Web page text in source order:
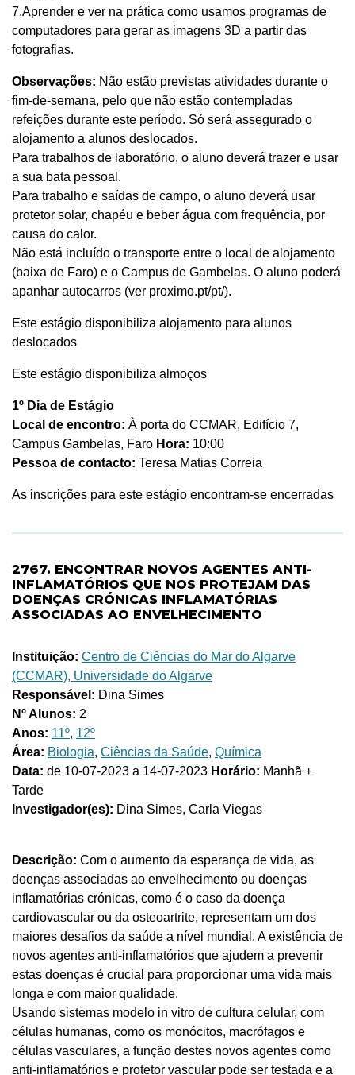
7.Aprender e ver na prática como usamos programas de
computadores para gerar as imagens 3D a partir das
fotografias.
Observações: Não estão previstas atividades durante o
fim-de-semana, pelo que não estão contempladas
refeições durante este período. Só será assegurado o
alojamento a alunos deslocados.
Para trabalhos de laboratório, o aluno deverá trazer e usar
a sua bata pessoal.
Para trabalho e saídas de campo, o aluno deverá usar
protetor solar, chapéu e beber água com frequência, por
causa do calor.
Não está incluído o transporte entre o local de alojamento
(baixa de Faro) e o Campus de Gambelas. O aluno poderá
apanhar autocarros (ver proximo.pt/pt/).
Este estágio disponibiliza alojamento para alunos
deslocados
Este estágio disponibiliza almoços
1º Dia de Estágio
Local de encontro: À porta do CCMAR, Edifício 7,
Campus Gambelas, Faro Hora: 10:00
Pessoa de contacto: Teresa Matias Correia
As inscrições para este estágio encontram-se encerradas
2767. ENCONTRAR NOVOS AGENTES ANTI-
INFLAMATÓRIOS QUE NOS PROTEJAM DAS
DOENÇAS CRÓNICAS INFLAMATÓRIAS
ASSOCIADAS AO ENVELHECIMENTO
Instituição: Centro de Ciências do Mar do Algarve
(CCMAR), Universidade do Algarve
Responsável: Dina Simes
Nº Alunos: 2
Anos: 11º, 12º
Área: Biologia, Ciências da Saúde, Química
Data: de 10-07-2023 a 14-07-2023 Horário: Manhã +
Tarde
Investigador(es): Dina Simes, Carla Viegas
Descrição: Com o aumento da esperança de vida, as
doenças associadas ao envelhecimento ou doenças
inflamatórias crónicas, como é o caso da doença
cardiovascular ou da osteoartrite, representam um dos
maiores desafios da saúde a nível mundial. A existência de
novos agentes anti-inflamatórios que ajudem a prevenir
estas doenças é crucial para proporcionar uma vida mais
longa e com maior qualidade.
Usando sistemas modelo in vitro de cultura celular, com
células humanas, como os monócitos, macrófagos e
células vasculares, a função destes novos agentes como
anti-inflamatórios e protetor vascular pode ser testada e a